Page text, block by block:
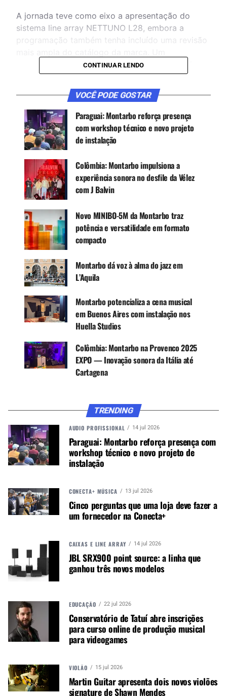
A jornada teve como eixo a apresentação do
sistema line array NETTUNO L28, embora a
programação também tenha incluído uma revisão
especialista de produto da Montarbo viajou da
Itália para apresentar diferentes soluções da
empresa, explicar aplicações técnicas e conversar
com os participantes sobre usos em som ao vivo,
instalação e locação.
CONTINUE ACOMPANHANDO
Receba novas matérias do Música & Mercado no
WhatsApp e no Google News.
Google News
A demonstração principal foi realizada com uma
configuração de oito módulos NETTUNO L28 por
lado, totalizando 16 caixas acústicas,
acompanhadas por oito subwoofers NETTUNO
e também em aplicações ao vivo, com uma
apresentação liderada pelo saxofonista Dr. Ed
Calle, vencedor do Latin Grammy, junto com sua
Esse formato permitiu aos participantes ouvir o
desempenho do sistema em diferentes cenários
de uso: reprodução musical, reforço sonoro ao
vivo e aplicações com maior exigência de pressão
sonora e cobertura.
NETTUNO L28: SISTEMA COMPACTO PARA
TURNÊS E INSTALAÇÃO
O NETTUNO L28 combina dois transdutores de
baixa frequência de 8 polegadas com um driver
de compressão de neodímio de 1,4 polegada. O
D de 1000 W RMS e alcança pressão sonora
máxima de 135,5 dB.
CONTINUAR LENDO
VOCÊ PODE GOSTAR
Paraguai: Montarbo reforça presença
com workshop técnico e novo projeto
de instalação
Colômbia: Montarbo impulsiona a
experiência sonora no desfile da Vélez
com J Balvin
Novo MINIBO-5M da Montarbo traz
potência e versatilidade em formato
compacto
Montarbo dá voz à alma do jazz em
L’Aquila
Montarbo potencializa a cena musical
em Buenos Aires com instalação nos
Huella Studios
Colômbia: Montarbo na Provenco 2025
EXPO — Inovação sonora da Itália até
Cartagena
TRENDING
AUDIO PROFISSIONAL 14 jul 2026
Paraguai: Montarbo reforça presença com
workshop técnico e novo projeto de
instalação
CONECTA+ MÚSICA 13 jul 2026
Cinco perguntas que uma loja deve fazer a
um fornecedor na Conecta+
CAIXAS E LINE ARRAY 14 jul 2026
JBL SRX900 point source: a linha que
ganhou três novos modelos
EDUCAÇÃO 22 jul 2026
Conservatório de Tatuí abre inscrições
para curso online de produção musical
para videogames
VIOLÃO 15 jul 2026
Martin Guitar apresenta dois novos violões
signature de Shawn Mendes